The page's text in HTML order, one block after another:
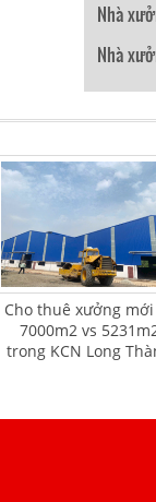
Nhà
Nhà
Cho thuê xưởng
7000m2 vs
trong KCN Long